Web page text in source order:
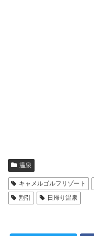
温泉
キャメルゴルフリゾート
割引
日帰り温泉